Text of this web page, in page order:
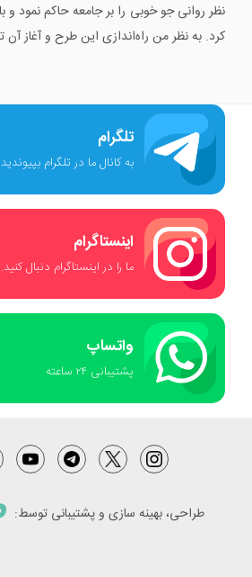
نظر روانی جو خوبی را بر جامعه حاکم نمود
کرد. به نظر من راه‌اندازی این طرح و آغاز
تلگرام
به کانال ما در تلگرام بپیوندید.
اینستاگرام
ما را در اینستاگرام دنبال کنید.
واتساپ
پشتیبانی ٢۴ ساعته
طراحی، بهینه سازی و پشتیبانی توسط: